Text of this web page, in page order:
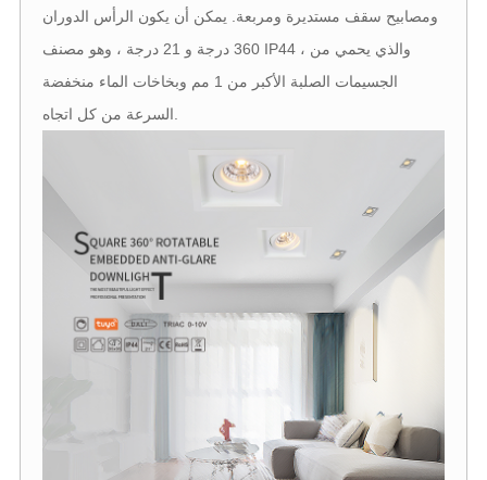
ومصابيح سقف مستديرة ومربعة. يمكن أن يكون الرأس الدوران
360 درجة و 21 درجة ، وهو مصنف IP44 ، والذي يحمي من
الجسيمات الصلبة الأكبر من 1 مم وبخاخات الماء منخفضة